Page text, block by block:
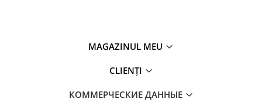
MAGAZINUL MEU
CLIENȚI
КОММЕРЧЕСКИЕ ДАННЫЕ